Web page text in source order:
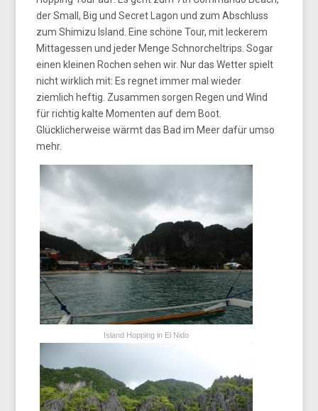
der Small, Big und Secret Lagon und zum Abschluss
zum Shimizu Island. Eine schöne Tour, mit leckerem
Mittagessen und jeder Menge Schnorcheltrips. Sogar
einen kleinen Rochen sehen wir. Nur das Wetter spielt
nicht wirklich mit: Es regnet immer mal wieder
ziemlich heftig. Zusammen sorgen Regen und Wind
für richtig kalte Momenten auf dem Boot.
Glücklicherweise wärmt das Bad im Meer dafür umso
mehr.
Island Hopping in El Nido